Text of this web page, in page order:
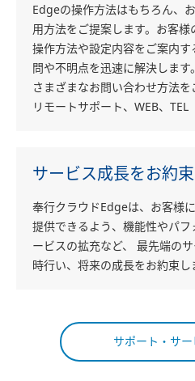
Edgeの操作方法はもちろん、
用方法をご提案します。お客様
操作方法や設定内容をご案内す
問や不明点を迅速に解決します。
さまざまなお問い合わせ方法を
リモートサポート、WEB、TEL
サービス成長をお約束
奉行クラウドEdgeは、お客様
提供できるよう、機能性やパ
ービスの拡充など、 最先端の
時行い、将来の成長をお約束し
サポート・サー